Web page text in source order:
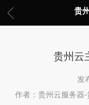
贵
贵州云
发
作者：贵州云服务器